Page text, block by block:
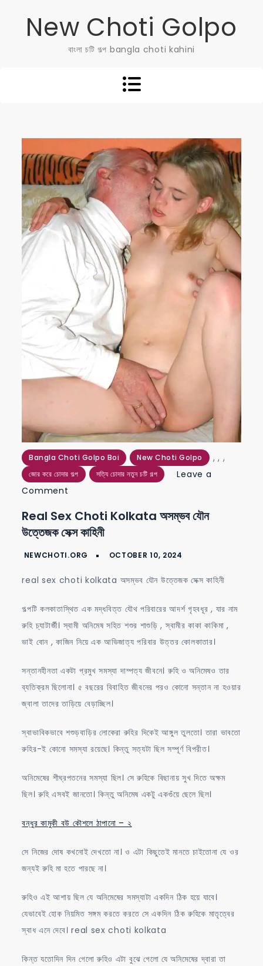
New Choti Golpo
বাংলা চটি গল্প bangla choti kahini
Bangla Choti Golpo Boi ,
New Choti Golpo ,
জোর করে চোদার গল্প
,
সত্যি চোদার নতুন চটি গল্প
Leave a
Comment
sex
choti
kolkata
উত্তেজক
সেক্স
কাহিনী
Real Sex Choti Kolkata অসম্ভব যৌন
উত্তেজক সেক্স কাহিনী
real sex choti kolkata অসম্ভব যৌন উত্তেজক সেক্স কাহিনী
গল্পটি কলকাতাস্থিত এক মদ্ধবিত্ত যৌথ পরিবারের আদর্শ গৃহবধূর , যার নাম
রুহি চ্যাটার্জী। স্বামী অনিমেষ সহিত শশুর শাশুড়ি , স্বামীর কাকা কাকিমা ,
ভাই বোন , কাজিন নিয়ে এক আভিজাত্য পরিবার উত্তর কোলকাতার।
সন্তানহীনতা একটা প্রমুখ সমস্যা দাম্পত্য জীবনে। রুহি ও অনিমেষও তার
ব্যতিক্রম ছিলোনা। ৫ বছরের বিবাহিত জীবনের পরও কোনো সন্তান না হওয়ার
জ্বালা তাদের তাড়িয়ে বেড়াচ্ছিল।
স্বাভাবিকভাবে শশুড়বাড়ির লোকেরা রুহির দিকেই আঙ্গুল তুলতো। তারা ভাবতো
রুহির-ই কোনো সমস্যা রয়েছে। কিন্তু সত্যটা ছিল সম্পূর্ণ বিপরীত।
অনিমেষের শীঘ্রপতনের সমস্যা ছিল। সে রুহিকে বিছানায় সুখ দিতে অক্ষম
ছিল। রুহি এসবই জানতো। কিন্তু অনিমেষ একটু একগুঁয়ে ছেলে ছিল।
বন্ধুর কামুকী বউ কৌশলে ঠাপানো – ২
সে নিজের দোষ কখনোই দেখতো না। ও এটা কিছুতেই মানতে চাইতোনা যে ওর
জন্যই রুহি মা হতে পারছে না।
রুহিও এই আশায় ছিল যে অনিমেষের সমস্যাটা একদিন ঠিক হয়ে যাবে।
যেভাবেই হোক নিয়মিত সঙ্গম করতে করতে সে একদিন ঠিক রুহিকে মাতৃত্বের
স্বাধ এনে দেবে। real sex choti kolkata
কিন্ত যতোদিন দিন গেলো রুহিও এটা বুঝে গেলো যে অনিমেষের দ্বারা তা